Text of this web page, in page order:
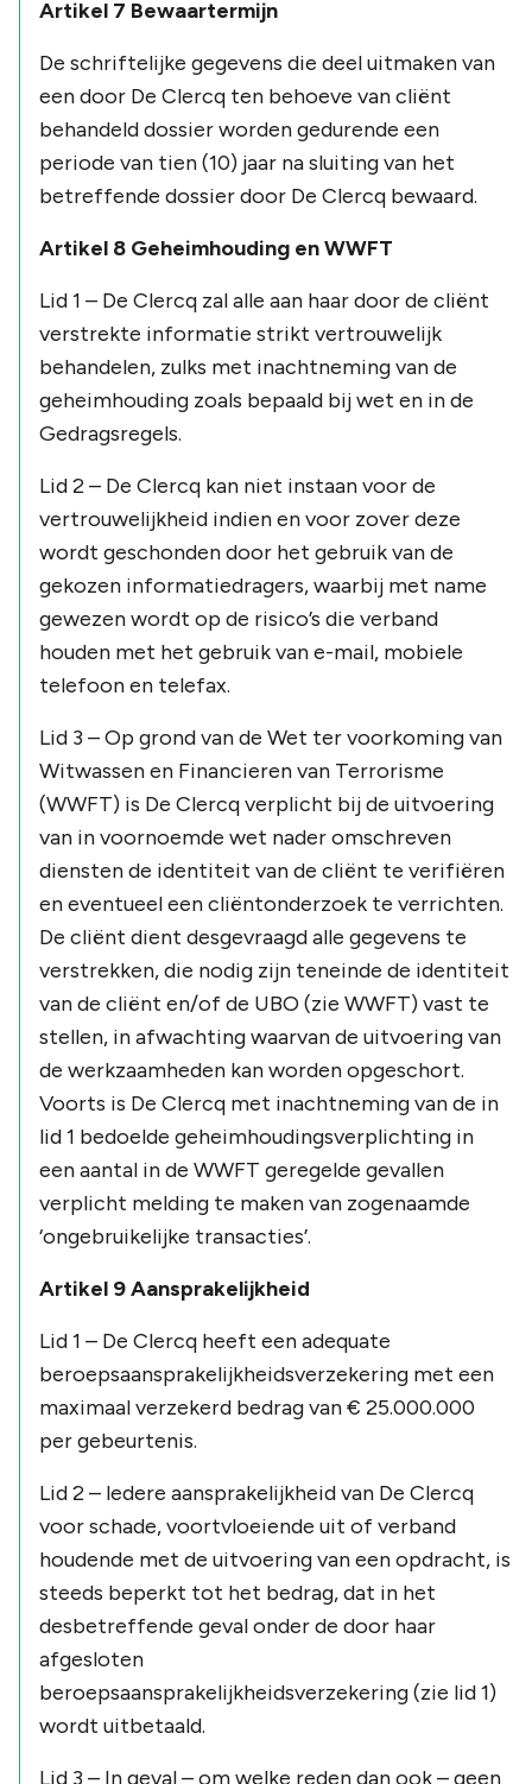
Artikel 7 Bewaartermijn
De schriftelijke gegevens die deel uitmaken van
een door De Clercq ten behoeve van cliënt
behandeld dossier worden gedurende een
periode van tien (10) jaar na sluiting van het
betreffende dossier door De Clercq bewaard.
Artikel 8 Geheimhouding en WWFT
Lid 1 – De Clercq zal alle aan haar door de cliënt
verstrekte informatie strikt vertrouwelijk
behandelen, zulks met inachtneming van de
geheimhouding zoals bepaald bij wet en in de
Gedragsregels.
Lid 2 – De Clercq kan niet instaan voor de
vertrouwelijkheid indien en voor zover deze
wordt geschonden door het gebruik van de
gekozen informatiedragers, waarbij met name
gewezen wordt op de risico’s die verband
houden met het gebruik van e-mail, mobiele
telefoon en telefax.
Lid 3 – Op grond van de Wet ter voorkoming van
Witwassen en Financieren van Terrorisme
(WWFT) is De Clercq verplicht bij de uitvoering
van in voornoemde wet nader omschreven
diensten de identiteit van de cliënt te verifiëren
en eventueel een cliëntonderzoek te verrichten.
De cliënt dient desgevraagd alle gegevens te
verstrekken, die nodig zijn teneinde de identiteit
van de cliënt en/of de UBO (zie WWFT) vast te
stellen, in afwachting waarvan de uitvoering van
de werkzaamheden kan worden opgeschort.
Voorts is De Clercq met inachtneming van de in
lid 1 bedoelde geheimhoudingsverplichting in
een aantal in de WWFT geregelde gevallen
verplicht melding te maken van zogenaamde
‘ongebruikelijke transacties’.
Artikel 9 Aansprakelijkheid
Lid 1 – De Clercq heeft een adequate
beroepsaansprakelijkheidsverzekering met een
maximaal verzekerd bedrag van € 25.000.000
per gebeurtenis.
Lid 2 – ledere aansprakelijkheid van De Clercq
voor schade, voortvloeiende uit of verband
houdende met de uitvoering van een opdracht, is
steeds beperkt tot het bedrag, dat in het
desbetreffende geval onder de door haar
afgesloten
beroepsaansprakelijkheidsverzekering (zie lid 1)
wordt uitbetaald.
Lid 3 – In geval – om welke reden dan ook – geen